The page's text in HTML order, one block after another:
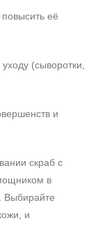
её
(сыворотки,
и
скраб с
в
Выбирайте
и